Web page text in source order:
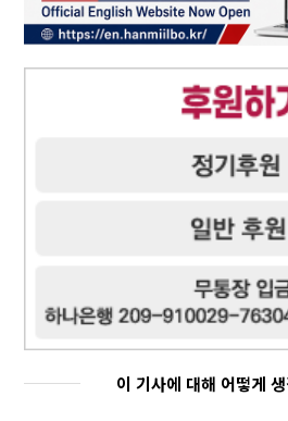
이 기사에 대해 어떻게